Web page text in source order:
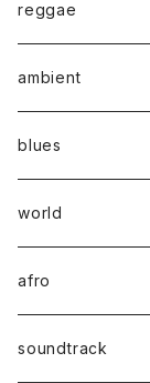
reggae
ambient
blues
world
afro
soundtrack